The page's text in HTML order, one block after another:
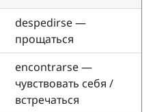
despedirse —
прощаться
encontrarse —
чувствовать себя /
встречаться